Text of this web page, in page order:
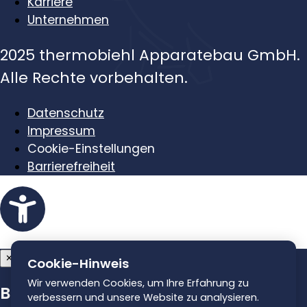
Unternehmen
2025 thermobiehl Apparatebau GmbH.
Alle Rechte vorbehalten.
Datenschutz
Impressum
Cookie-Einstellungen
Barrierefreiheit
Barrierefreiheit
✕
Barrierefreiheit
Cookie-Hinweis
Wir verwenden Cookies, um Ihre Erfahrung zu
verbessern und unsere Website zu analysieren.